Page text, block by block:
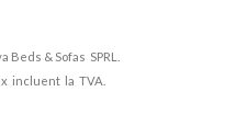
& Sofas SPRL.
incluent la TVA.